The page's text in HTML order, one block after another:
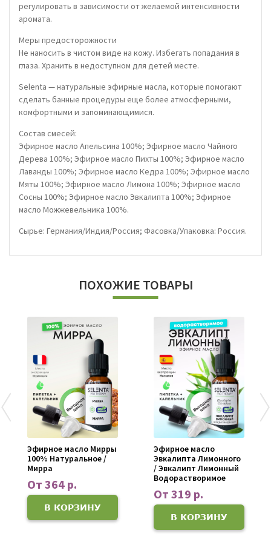
регулировать в зависимости от желаемой интенсивности
аромата.
Меры предосторожности
Не наносить в чистом виде на кожу. Избегать попадания в
глаза. Хранить в недоступном для детей месте.
Selenta — натуральные эфирные масла, которые помогают
сделать банные процедуры еще более атмосферными,
комфортными и запоминающимися.
Состав смесей:
Эфирное масло Апельсина 100%; Эфирное масло Чайного
Дерева 100%; Эфирное масло Пихты 100%; Эфирное масло
Лаванды 100%; Эфирное масло Кедра 100%; Эфирное масло
Мяты 100%; Эфирное масло Лимона 100%; Эфирное масло
Сосны 100%; Эфирное масло Эвкалипта 100%; Эфирное
масло Можжевельника 100%.
Сырье: Германия/Индия/Россия; Фасовка/Упаковка: Россия.
ПОХОЖИЕ ТОВАРЫ
Эфирное масло Мирры
100% Натуральное /
Мирра
От 364 р.
В КОРЗИНУ
Эфирное масло
Эвкалипта Лимонного
/ Эвкалипт Лимонный
Водорастворимое
От 319 р.
В КОРЗИНУ